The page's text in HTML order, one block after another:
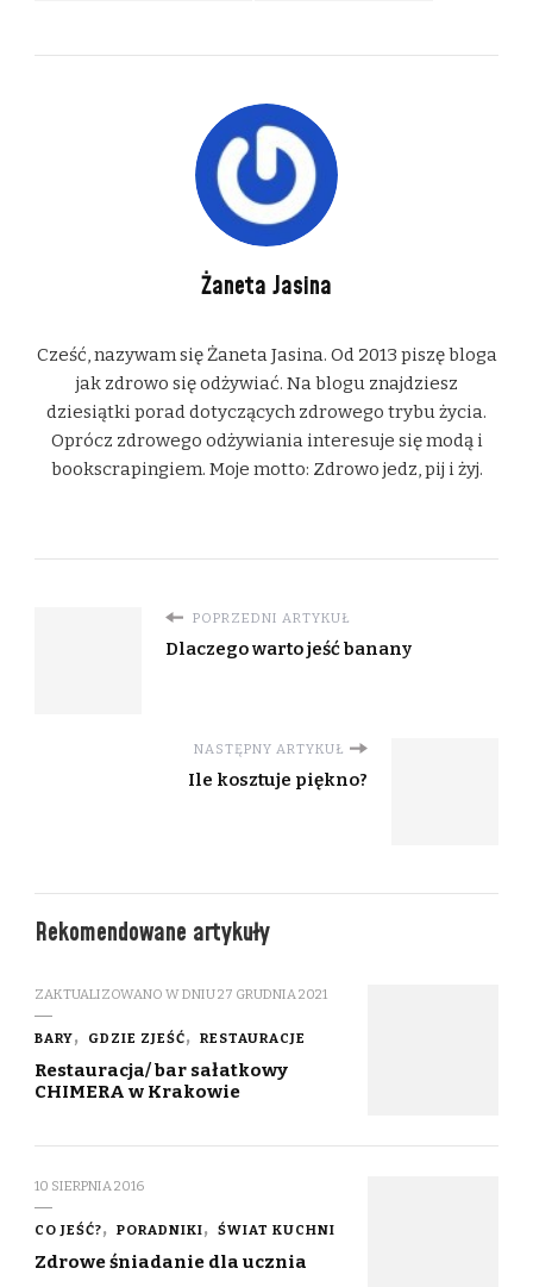
Żaneta Jasina
Cześć, nazywam się Żaneta Jasina. Od 2013 piszę bloga
jak zdrowo się odżywiać. Na blogu znajdziesz
dziesiątki porad dotyczących zdrowego trybu życia.
Oprócz zdrowego odżywiania interesuje się modą i
bookscrapingiem. Moje motto: Zdrowo jedz, pij i żyj.
POPRZEDNI ARTYKUŁ
Dlaczego warto jeść banany
NASTĘPNY ARTYKUŁ
Ile kosztuje piękno?
Rekomendowane artykuły
ZAKTUALIZOWANO W DNIU27 GRUDNIA 2021
BARY GDZIE ZJEŚĆ RESTAURACJE
Restauracja/ bar sałatkowy
CHIMERA w Krakowie
10 SIERPNIA 2016
CO JEŚĆ? PORADNIKI ŚWIAT KUCHNI
Zdrowe śniadanie dla ucznia